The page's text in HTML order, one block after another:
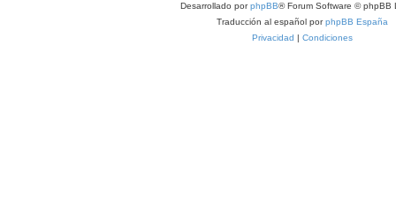
Desarrollado porphpBB® Forum Software © phpBB
Traducción al español porphpBB España
Privacidad | Condiciones